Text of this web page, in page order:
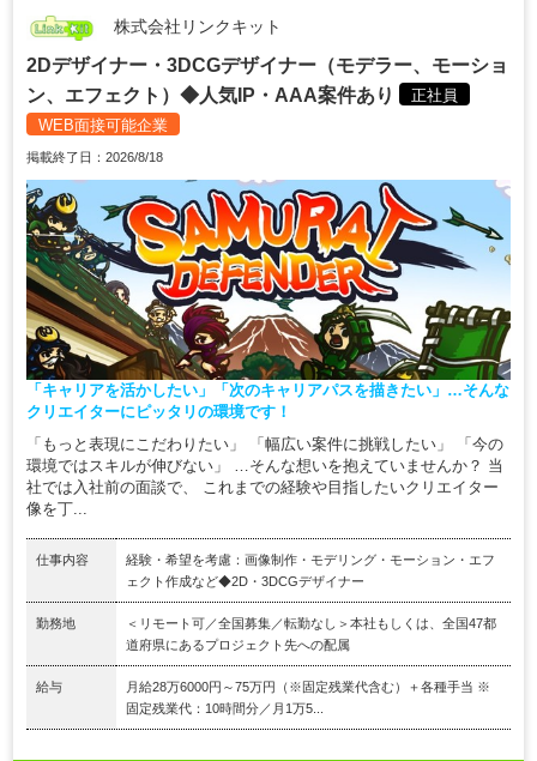
株式会社リンクキット
2Dデザイナー・3DCGデザイナー（モデラー、モーショ
ン、エフェクト）◆人気IP・AAA案件あり
正社員
WEB面接可能企業
掲載終了日：2026/8/18
「キャリアを活かしたい」「次のキャリアパスを描きたい」…そんな
クリエイターにピッタリの環境です！
「もっと表現にこだわりたい」 「幅広い案件に挑戦したい」 「今の
環境ではスキルが伸びない」 …そんな想いを抱えていませんか？ 当
社では入社前の面談で、 これまでの経験や目指したいクリエイター
像を丁...
仕事内容
経験・希望を考慮：画像制作・モデリング・モーション・エフ
ェクト作成など◆2D・3DCGデザイナー
勤務地
＜リモート可／全国募集／転勤なし＞本社もしくは、全国47都
道府県にあるプロジェクト先への配属
給与
月給28万6000円～75万円（※固定残業代含む）＋各種手当 ※
固定残業代：10時間分／月1万5...